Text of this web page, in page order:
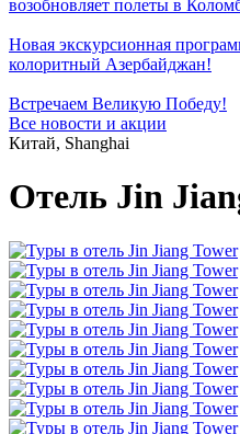
возобновляет полеты в
Новая экскурсионная
колоритный Азербайджан!
Встречаем Великую Победу!
Все новости и акции
Китай, Shanghai
Отель Jin